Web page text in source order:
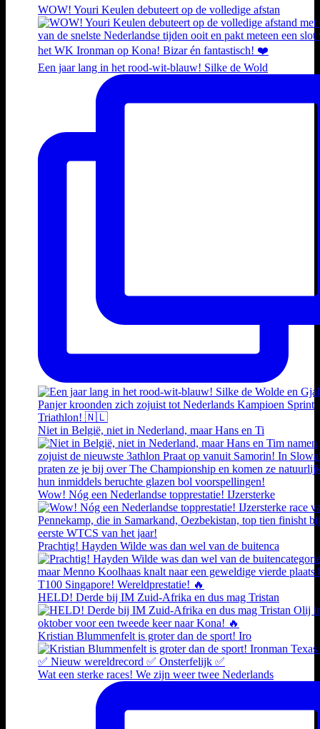
WOW! Youri Keulen debuteert op de volledige afstan
Een jaar lang in het rood-wit-blauw! Silke de Wold
Niet in België, niet in Nederland, maar Hans en Ti
Wow! Nóg een Nederlandse topprestatie! IJzersterke
Prachtig! Hayden Wilde was dan wel van de buitenca
HELD! Derde bij IM Zuid-Afrika en dus mag Tristan
Kristian Blummenfelt is groter dan de sport! Iro
Wat een sterke races! We zijn weer twee Nederlands